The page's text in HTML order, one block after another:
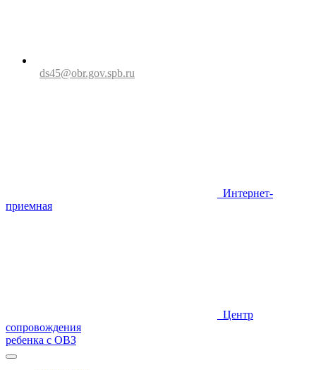
ds45@obr.gov.spb.ru
Интернет-
приемная
Центр
сопровождения
ребенка с ОВЗ